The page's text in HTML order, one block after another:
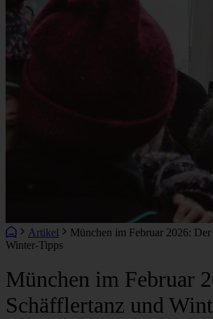
Artikel
München im Februar 2026:
Winter-Tipps
München im Februar
Schäfflertanz und